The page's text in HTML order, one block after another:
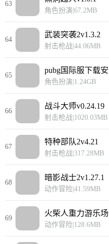
63
角色扮演 67.2MB
64
武装突袭2v1.3.2
射击枪战 44.06MB
65
pubg国际服下载
角色扮演 1.24GB
66
战斗大师v0.24.19
射击枪战 1020.03MB
67
特种部队2v4.21
射击枪战 317.28MB
68
暗影战士2v1.27.1
动作冒险 41.59MB
69
火柴人重力游乐场
动作冒险 128.6MB